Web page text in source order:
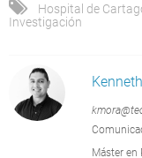
Hospital de
Investigación
Máster en